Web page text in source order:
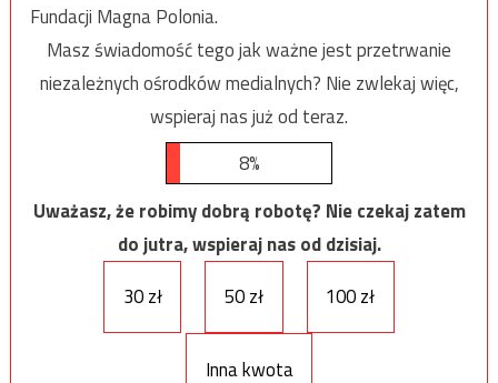
Fundacji Magna Polonia.
Masz świadomość tego jak ważne jest przetrwanie
niezależnych ośrodków medialnych? Nie zwlekaj więc,
wspieraj nas już od teraz.
8%
Uważasz, że robimy dobrą robotę? Nie czekaj zatem
do jutra, wspieraj nas od dzisiaj.
30 zł
50 zł 100 zł
Inna kwota